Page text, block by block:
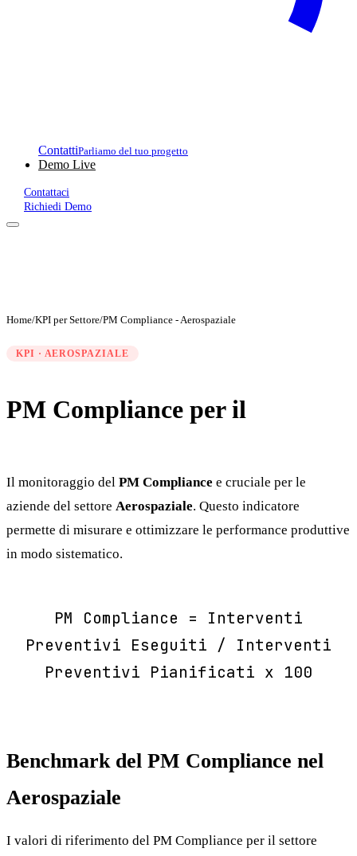
ContattiParliamo del tuo progetto
Demo Live
Contattaci
Richiedi Demo
Home/KPI per Settore/PM Compliance - Aerospaziale
KPI · AEROSPAZIALE
PM Compliance per il
Il monitoraggio del PM Compliance e cruciale per le
aziende del settore Aerospaziale. Questo indicatore
permette di misurare e ottimizzare le performance produttive
in modo sistematico.
PM Compliance = Interventi
Preventivi Eseguiti / Interventi
Preventivi Pianificati x 100
Benchmark del PM Compliance nel
Aerospaziale
I valori di riferimento del PM Compliance per il settore